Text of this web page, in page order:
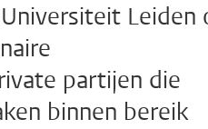
Leiden
partijen die
binnen bereik